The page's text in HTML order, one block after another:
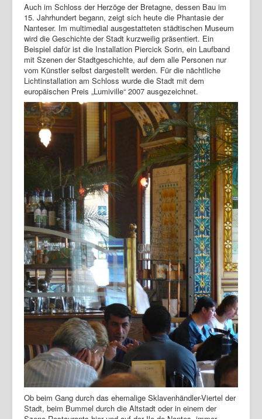
Auch im Schloss der Herzöge der Bretagne, dessen Bau im
15. Jahrhundert begann, zeigt sich heute die Phantasie der
Nanteser. Im multimedial ausgestatteten städtischen Museum
wird die Geschichte der Stadt kurzweilig präsentiert. Ein
Beispiel dafür ist die Installation Piercick Sorin, ein Laufband
mit Szenen der Stadtgeschichte, auf dem alle Personen nur
vom Künstler selbst dargestellt werden. Für die nächtliche
Lichtinstallation am Schloss wurde die Stadt mit dem
europäischen Preis „Lumiville“ 2007 ausgezeichnet.
Ob beim Gang durch das ehemalige Sklavenhändler-Viertel der
Stadt, beim Bummel durch die Altstadt oder in einem der